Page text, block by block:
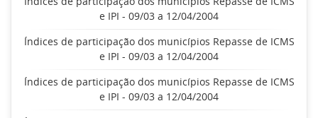
e IPI - 09/03 a 12/04/2004
Índices de participação dos municípios Repasse de ICMS
e IPI - 09/03 a 12/04/2004
Índices de participação dos municípios Repasse de ICMS
e IPI - 09/03 a 12/04/2004